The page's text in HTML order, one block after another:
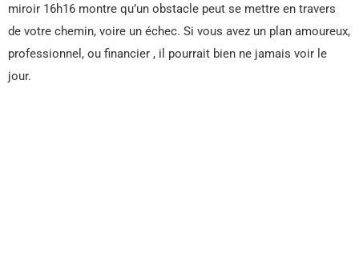
miroir 16h16 montre qu’un obstacle peut se mettre en travers
de votre chemin, voire un échec. Si vous avez un plan amoureux,
professionnel, ou financier , il pourrait bien ne jamais voir le
jour.